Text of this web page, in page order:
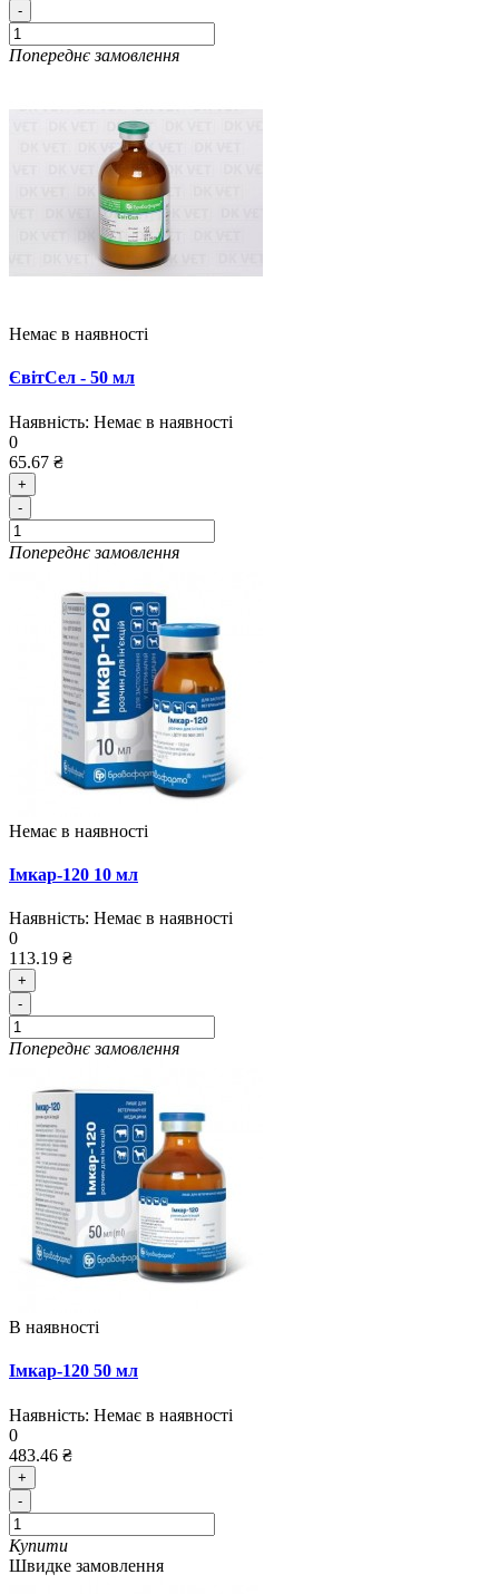
-
Попереднє замовлення
Немає в наявності
ЄвітСел - 50 мл
Наявність: Немає в наявності
0
65.67 ₴
+
-
Попереднє замовлення
Немає в наявності
Імкар-120 10 мл
Наявність: Немає в наявності
0
113.19 ₴
+
-
Попереднє замовлення
В наявності
Імкар-120 50 мл
Наявність: Немає в наявності
0
483.46 ₴
+
-
Купити
Швидке замовлення